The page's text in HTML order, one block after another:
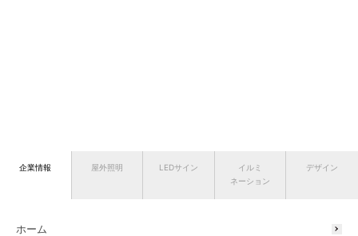
企業情報 屋外照明 LEDサイン
イルミ
ネーション
デザイン
ホーム